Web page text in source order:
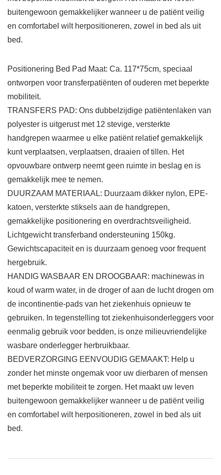
buitengewoon gemakkelijker wanneer u de patiënt veilig
en comfortabel wilt herpositioneren, zowel in bed als uit
bed.
Positionering Bed Pad Maat: Ca. 117*75cm, speciaal
ontworpen voor transferpatiënten of ouderen met beperkte
mobiliteit.
TRANSFERS PAD: Ons dubbelzijdige patiëntenlaken van
polyester is uitgerust met 12 stevige, versterkte
handgrepen waarmee u elke patiënt relatief gemakkelijk
kunt verplaatsen, verplaatsen, draaien of tillen. Het
opvouwbare ontwerp neemt geen ruimte in beslag en is
gemakkelijk mee te nemen.
DUURZAAM MATERIAAL: Duurzaam dikker nylon, EPE-
katoen, versterkte stiksels aan de handgrepen,
gemakkelijke positionering en overdrachtsveiligheid.
Lichtgewicht transferband ondersteuning 150kg.
Gewichtscapaciteit en is duurzaam genoeg voor frequent
hergebruik.
HANDIG WASBAAR EN DROOGBAAR: machinewas in
koud of warm water, in de droger of aan de lucht drogen om
de incontinentie-pads van het ziekenhuis opnieuw te
gebruiken. In tegenstelling tot ziekenhuisonderleggers voor
eenmalig gebruik voor bedden, is onze milieuvriendelijke
wasbare onderlegger herbruikbaar.
BEDVERZORGING EENVOUDIG GEMAAKT: Help u
zonder het minste ongemak voor uw dierbaren of mensen
met beperkte mobiliteit te zorgen. Het maakt uw leven
buitengewoon gemakkelijker wanneer u de patiënt veilig
en comfortabel wilt herpositioneren, zowel in bed als uit
bed.